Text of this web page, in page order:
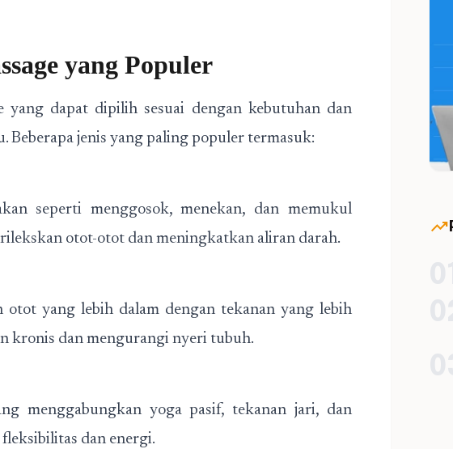
yang Populer
yang dapat dipilih sesuai dengan kebutuhan dan
Beberapa jenis yang paling populer termasuk:
seperti menggosok, menekan, dan memukul
otot-otot dan meningkatkan aliran darah.
otot yang lebih dalam dengan tekanan yang lebih
kronis dan mengurangi nyeri tubuh.
menggabungkan yoga pasif, tekanan jari, dan
dan energi.
trending_up